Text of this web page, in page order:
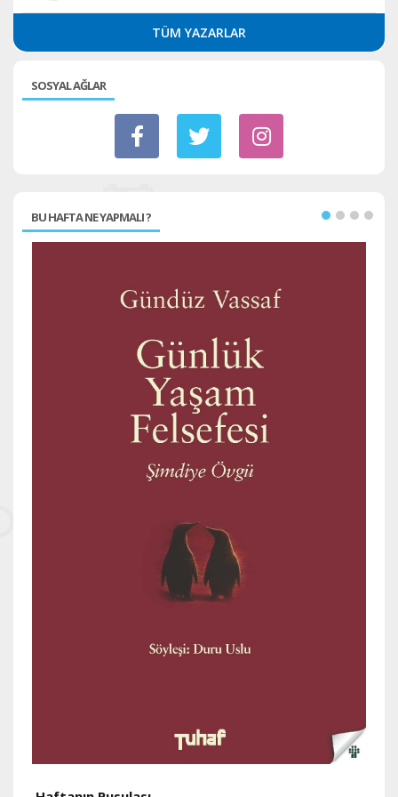
TÜM YAZARLAR
SOSYAL AĞLAR
BU HAFTA NE YAPMALI ?